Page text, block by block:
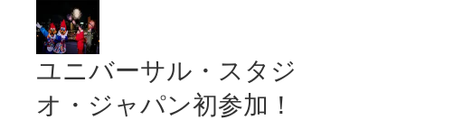
ユニバーサル・スタジ
オ・ジャパン初参加！